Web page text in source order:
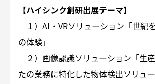
【ハイシンク創研出展テーマ】
１）AI・VRソリューション「世紀
の体験」
２）画像認識ソリューション「生
たの業務に特化した物体検出ソリュー